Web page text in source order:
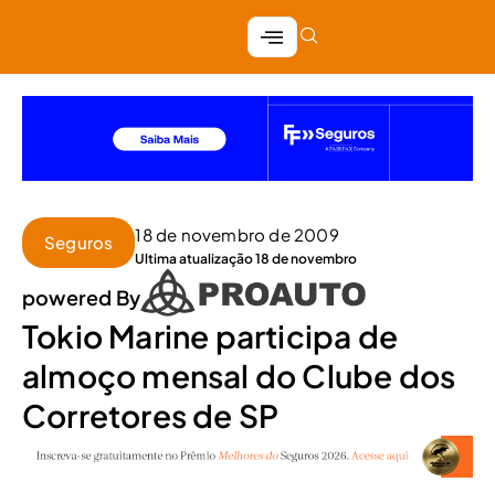
Seguros 18 de novembro de 2009
Ultima atualização 18 de novembro
powered By
Tokio Marine participa de
almoço mensal do Clube dos
Corretores de SP